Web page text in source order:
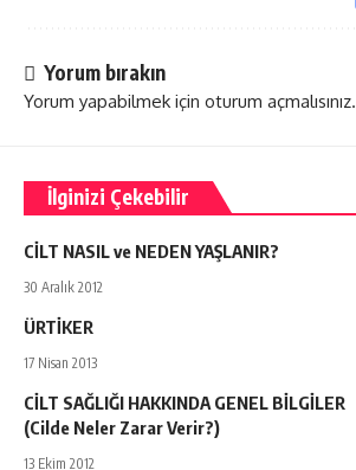
Yorum bırakın
Yorum yapabilmek için oturum açmalısınız.
İlginizi Çekebilir
CİLT NASIL ve NEDEN YAŞLANIR?
30 Aralık 2012
ÜRTİKER
17 Nisan 2013
CİLT SAĞLIĞI HAKKINDA GENEL BİLGİLER
(Cilde Neler Zarar Verir?)
13 Ekim 2012